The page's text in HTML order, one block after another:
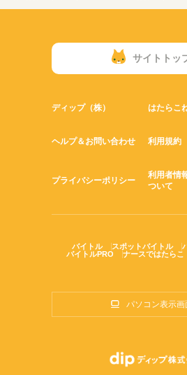
サイトトッ
ディップ（株） はたらこ
ヘルプ＆お問い合わせ 利用規約
プライバシーポリシー
利用者情
ついて
バイトル スポットバイトル
バイトルPRO
ナースではたらこ
パソコン表示画